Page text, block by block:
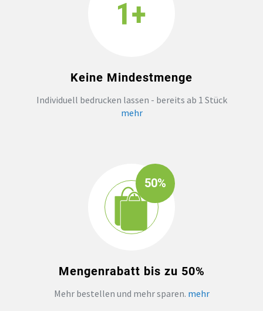
Keine Mindestmenge
Individuell bedrucken lassen - bereits ab 1 Stück
mehr
50%
Mengenrabatt bis zu 50%
Mehr bestellen und mehr sparen. mehr